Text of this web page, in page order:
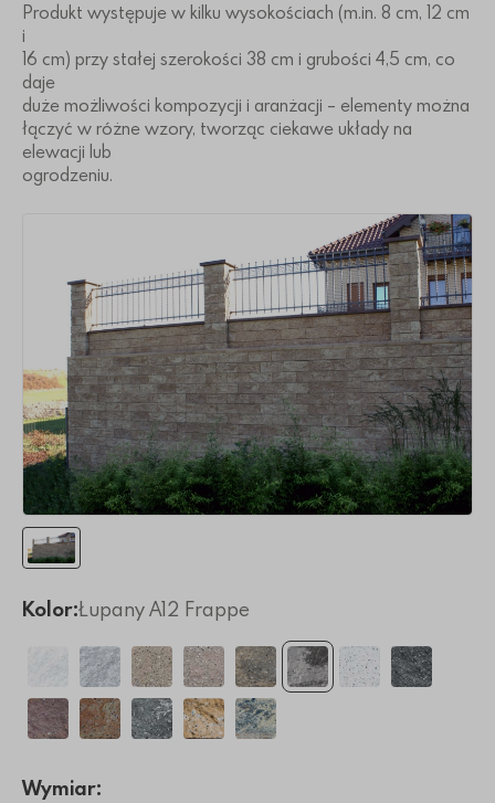
Produkt występuje w kilku wysokościach (m.in. 8 cm, 12 cm
i
16 cm) przy stałej szerokości 38 cm i grubości 4,5 cm, co
daje
duże możliwości kompozycji i aranżacji – elementy można
łączyć w różne wzory, tworząc ciekawe układy na
elewacji lub
ogrodzeniu.
Kolor:Łupany A12 Frappe
Wymiar: